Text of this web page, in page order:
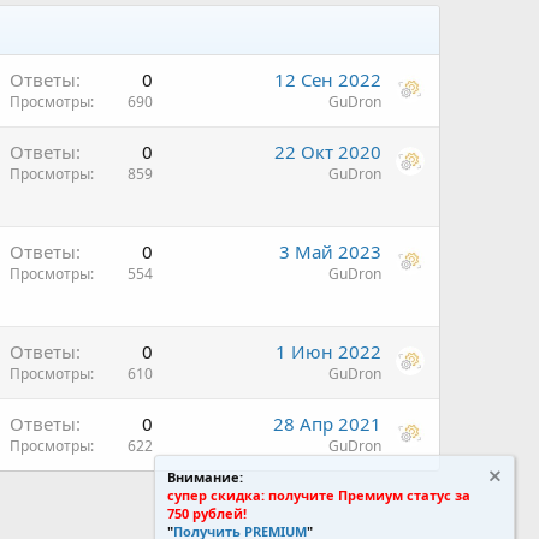
Ответы 0
Просмотры 690
12 Сен 2022
GuDron
Ответы 0
Просмотры 859
22 Окт 2020
GuDron
Ответы 0
Просмотры 554
3 Май 2023
GuDron
Ответы 0
Просмотры 610
1 Июн 2022
GuDron
Ответы 0
Просмотры 622
28 Апр 2021
GuDron
Внимание:
супер скидка: получите Премиум статус за
750 рублей!
"Получить PREMIUM"